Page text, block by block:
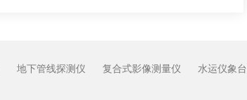
地下管线探测仪 复合式影像测量仪 水运仪象台